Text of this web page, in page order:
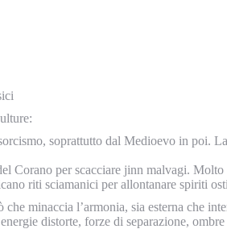
soprattutto dal Medioevo in poi.
Corano per scacciare jinn malvagi.
riti sciamanici per allontanare spiriti
che minaccia l’armonia, sia esterna che
distorte, forze di separazione,